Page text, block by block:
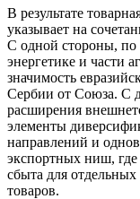
В результате
указывает на
С одной стороны, по
энергетике и части
значимость
Сербии от Союза. С
расширения
элементы
направлений и
экспортных ниш,
сбыта для
товаров.